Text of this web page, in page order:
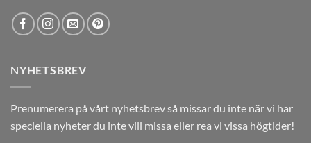
NYHETSBREV
Prenumerera på vårt nyhetsbrev så missar du inte när vi har
speciella nyheter du inte vill missa eller rea vi vissa högtider!